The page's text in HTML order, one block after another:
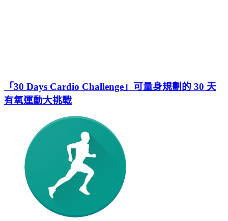
「30 Days Cardio Challenge」可量身規劃的 30 天
有氧運動大挑戰